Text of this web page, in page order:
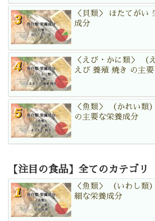
＜貝類＞ ほたてがい
成分
＜えび・かに類＞ （
えび 養殖 焼き の主
＜魚類＞ （かれい類
の主要な栄養成分
【注目の食品】全てのカテゴリ
＜魚類＞ （いわし類
細な栄養成分